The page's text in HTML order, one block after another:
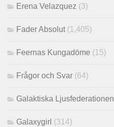
Erena Velazquez (3)
Fader Absolut (1,405)
Feernas Kungadöme (15)
Frågor och Svar (64)
Galaktiska Ljusfederationen
Galaxygirl (314)